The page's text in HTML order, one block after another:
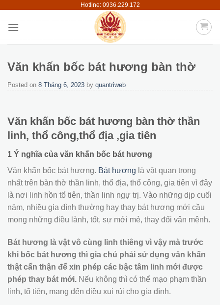
content
Hotline: 0936.229.172
Văn khấn bốc bát hương bàn thờ
Posted on 8 Tháng 6, 2023 by quantriweb
Văn khấn bốc bát hương bàn thờ thần
linh, thổ công,thổ địa ,gia tiên
1 Ý nghĩa của văn khấn bốc bát hương
Văn khấn bốc bát hương. Bát hương là vật quan trọng
nhất trên bàn thờ thần linh, thổ địa, thổ công, gia tiên vì đây
là nơi linh hồn tổ tiên, thần linh ngự trị. Vào những dịp cuối
năm, nhiều gia đình thường hay thay bát hương mới cầu
mong những điều lành, tốt, sự mới mẻ, thay đổi vận mệnh.
Bát hương là vật vô cùng linh thiêng vì vậy mà trước
khi bốc bát hương thì gia chủ phải sử dụng văn khấn
thật cẩn thận để xin phép các bậc tâm linh mới được
phép thay bát mới. Nếu không thì có thể mạo phạm thần
linh, tổ tiên, mang đến điều xui rủi cho gia đình.